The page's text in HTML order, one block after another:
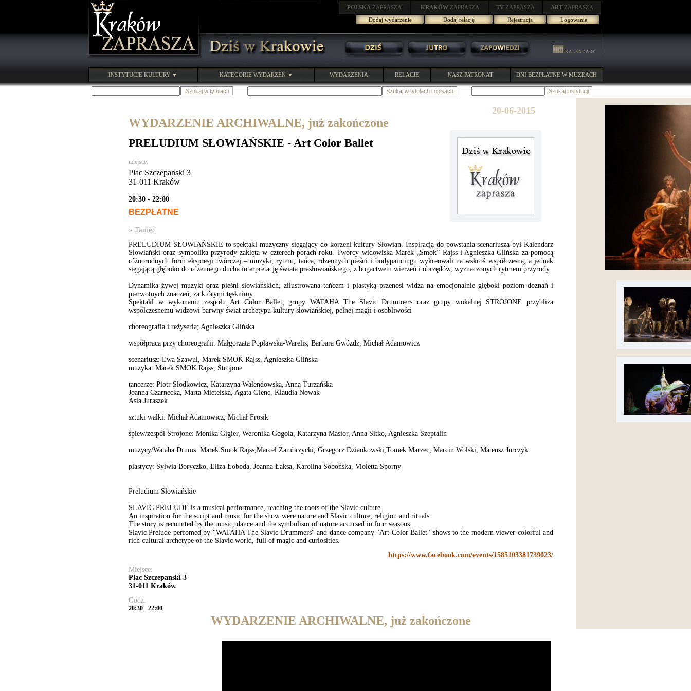
POLSKA ZAPRASZA KRAKÓW ZAPRASZA TV ZAPRASZA ART ZAPRASZA
Dodaj wydarzenie
Dodaj relację Rejestracja Logowanie
KALENDARZ
INSTYTUCJE KULTURY ▼ KATEGORIE WYDARZEŃ ▼ WYDARZENIA RELACJE NASZ PATRONAT DNI BEZPŁATNE W MUZEACH
20-06-2015
WYDARZENIE ARCHIWALNE, już zakończone
PRELUDIUM SŁOWIAŃSKIE - Art Color Ballet
miejsce:
Plac Szczepanski 3
31-011 Kraków
20:30 - 22:00
BEZPŁATNE
» Taniec
PRELUDIUM SŁOWIAŃSKIE to spektakl muzyczny sięgający do korzeni kultury Słowian. Inspiracją do powstania scenariusza był Kalendarz
Słowiański oraz symbolika przyrody zaklęta w czterech porach roku. Twórcy widowiska Marek „Smok” Rajss i Agnieszka Glińska za pomocą
różnorodnych form ekspresji twórczej – muzyki, rytmu, tańca, rdzennych pieśni i bodypaintingu wykreowali na wskroś współczesną, a jednak
sięgającą głęboko do rdzennego ducha interpretację świata prasłowiańskiego, z bogactwem wierzeń i obrzędów, wyznaczonych rytmem przyrody.
Dynamika żywej muzyki oraz pieśni słowiańskich, zilustrowana tańcem i plastyką przenosi widza na emocjonalnie głęboki poziom doznań i
pierwotnych znaczeń, za którymi tęsknimy.
Spektakl w wykonaniu zespołu Art Color Ballet, grupy WATAHA The Slavic Drummers oraz grupy wokalnej STROJONE przybliża
współczesnemu widzowi barwny świat archetypu kultury słowiańskiej, pełnej magii i osobliwości
choreografia i reżyseria; Agnieszka Glińska
współpraca przy choreografii: Małgorzata Popławska-Warelis, Barbara Gwózdz, Michał Adamowicz
scenariusz: Ewa Szawul, Marek SMOK Rajss, Agnieszka Glińska
muzyka: Marek SMOK Rajss, Strojone
tancerze: Piotr Słodkowicz, Katarzyna Walendowska, Anna Turzańska
Joanna Czarnecka, Marta Mietelska, Agata Glenc, Klaudia Nowak
Asia Juraszek
sztuki walki: Michał Adamowicz, Michał Frosik
śpiew/zespół Strojone: Monika Gigier, Weronika Gogola, Katarzyna Masior, Anna Sitko, Agnieszka Szeptalin
muzycy/Wataha Drums: Marek Smok Rajss,Marcel Zambrzycki, Grzegorz Dziankowski,Tomek Marzec, Marcin Wolski, Mateusz Jurczyk
plastycy: Sylwia Boryczko, Eliza Łoboda, Joanna Łaksa, Karolina Sobońska, Violetta Sporny
Preludium Słowiańskie
SLAVIC PRELUDE is a musical performance, reaching the roots of the Slavic culture.
An inspiration for the script and music for the show were nature and Slavic culture, religion and rituals.
The story is recounted by the music, dance and the symbolism of nature accursed in four seasons.
Slavic Prelude perfomed by "WATAHA The Slavic Drummers" and dance company "Art Color Ballet" shows to the modern viewer colorful and
rich cultural archetype of the Slavic world, full of magic and curiosities.
https://www.facebook.com/events/1585103381739023/
Miejsce:
Plac Szczepanski 3
31-011 Kraków
Godz.
20:30 - 22:00
WYDARZENIE ARCHIWALNE, już zakończone